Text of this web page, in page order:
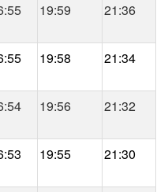
19:59 21:36
19:58 21:34
19:56 21:32
19:55 21:30